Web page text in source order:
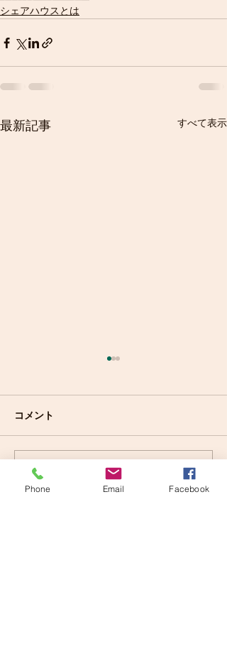
シェアハウスとは
最新記事 すべて表示
㊗️入居 ようこそ
musicbase瀬戸へ😊
コメント
コメントを追加…
Phone Email Facebook